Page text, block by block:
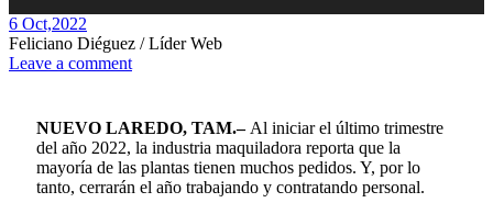
6 Oct,2022
Feliciano Diéguez / Líder Web
Leave a comment
NUEVO LAREDO, TAM.– Al iniciar el último trimestre
del año 2022, la industria maquiladora reporta que la
mayoría de las plantas tienen muchos pedidos. Y, por lo
tanto, cerrarán el año trabajando y contratando personal.